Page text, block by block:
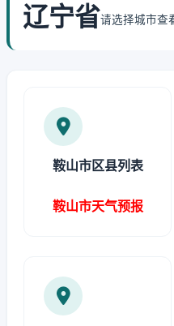
辽宁省请选择城市查
鞍山市区县列表
鞍山市天气预报